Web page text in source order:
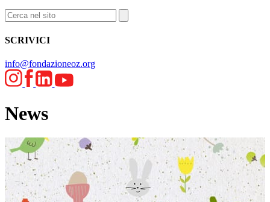
SCRIVICI
info@fondazioneoz.org
News